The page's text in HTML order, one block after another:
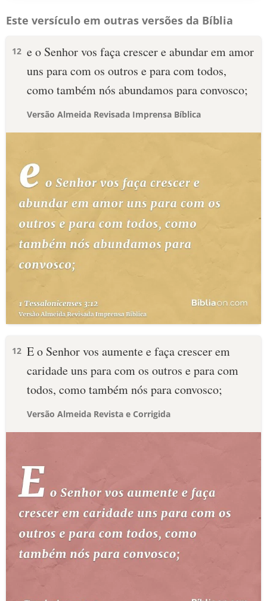
Este versículo em outras versões da Bíblia
12 e o Senhor vos faça crescer e abundar em amor
uns para com os outros e para com todos,
como também nós abundamos para convosco;
Versão Almeida Revisada Imprensa Bíblica
12 E o Senhor vos aumente e faça crescer em
caridade uns para com os outros e para com
todos, como também nós para convosco;
Versão Almeida Revista e Corrigida